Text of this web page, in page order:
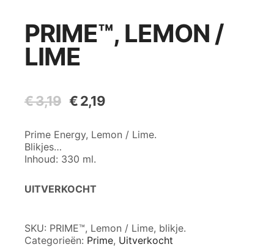
PRIME™, LEMON /
LIME
€3,19
Oorspronkelijke
€ 3,19.
€2,19
€ 2,19.
Prime Energy, Lemon / Lime.
Blikjes…
Inhoud: 330 ml.
UITVERKOCHT
SKU: PRIME™, Lemon / Lime, blikje.
Categorieën: Prime, Uitverkocht